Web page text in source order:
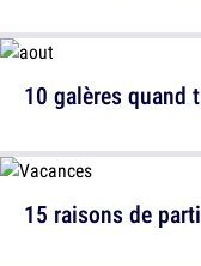
15 raisons de
10 galères quand